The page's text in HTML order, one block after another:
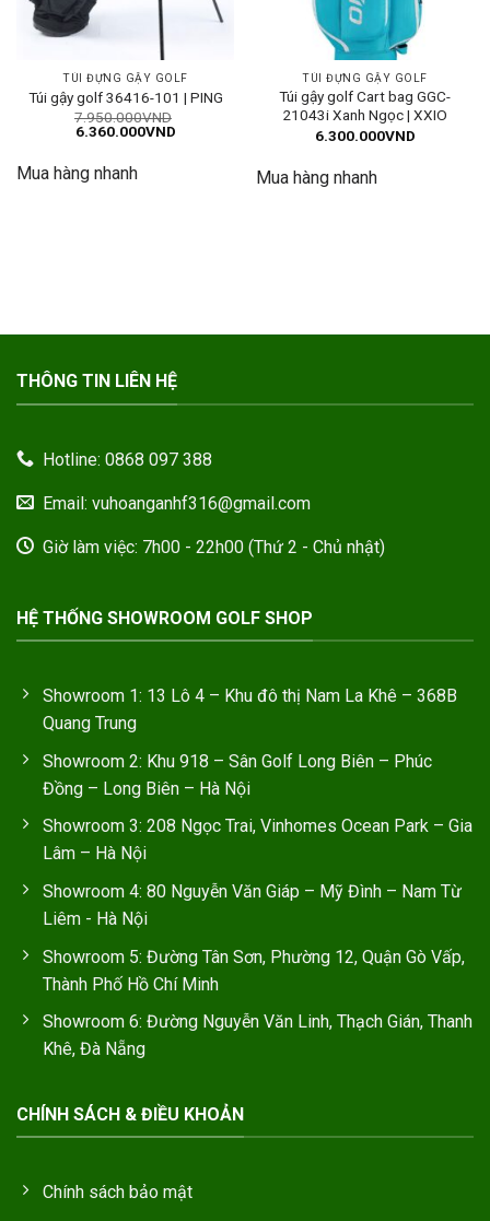
TÚI ĐỰNG GẬY GOLF
Túi gậy golf 36416-101 | PING
7.950.000VND
Giá
7.950.000VND.
6.360.000VNDGiá
6.360.000VND.
Mua hàng nhanh
TÚI ĐỰNG GẬY GOLF
Túi gậy golf Cart bag GGC-
21043i Xanh Ngọc | XXIO
6.300.000VND
Mua hàng nhanh
THÔNG TIN LIÊN HỆ
Hotline: 0868 097 388
Email: vuhoanganhf316@gmail.com
Giờ làm việc: 7h00 - 22h00 (Thứ 2 - Chủ nhật)
HỆ THỐNG SHOWROOM GOLF SHOP
Showroom 1: 13 Lô 4 – Khu đô thị Nam La Khê – 368B
Quang Trung
Showroom 2: Khu 918 – Sân Golf Long Biên – Phúc
Đồng – Long Biên – Hà Nội
Showroom 3: 208 Ngọc Trai, Vinhomes Ocean Park – Gia
Lâm – Hà Nội
Showroom 4: 80 Nguyễn Văn Giáp – Mỹ Đình – Nam Từ
Liêm - Hà Nội
Showroom 5: Đường Tân Sơn, Phường 12, Quận Gò Vấp,
Thành Phố Hồ Chí Minh
Showroom 6: Đường Nguyễn Văn Linh, Thạch Gián, Thanh
Khê, Đà Nẵng
CHÍNH SÁCH & ĐIỀU KHOẢN
Chính sách bảo mật